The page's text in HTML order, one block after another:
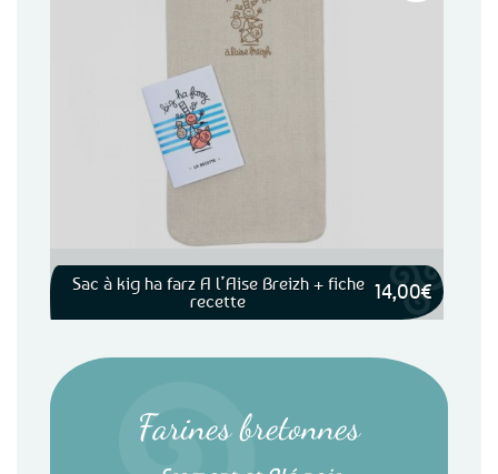
Sac à kig ha farz A l’Aise Breizh + fiche
recette
14,00€
Farines bretonnes